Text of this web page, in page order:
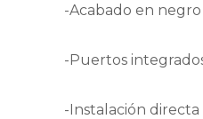
-Acabado en
-Puertos
-Instalación directa